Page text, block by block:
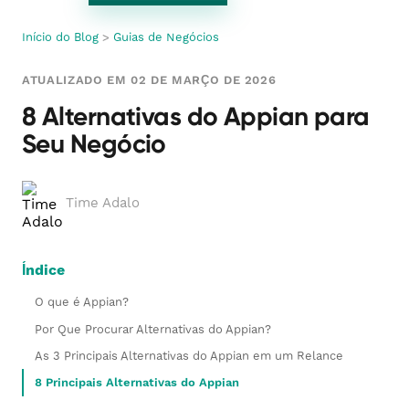
Início do Blog > Guias de Negócios
ATUALIZADO EM 02 DE MARÇO DE 2026
8 Alternativas do Appian para
Seu Negócio
Time Adalo
Índice
O que é Appian?
Por Que Procurar Alternativas do Appian?
As 3 Principais Alternativas do Appian em um Relance
8 Principais Alternativas do Appian